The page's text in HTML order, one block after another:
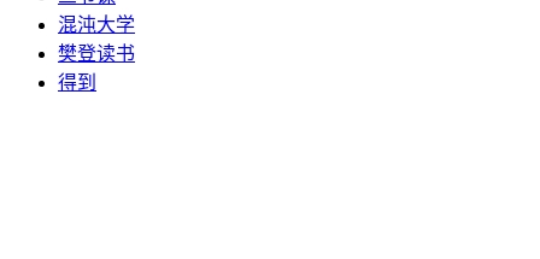
混沌大学
樊登读书
得到